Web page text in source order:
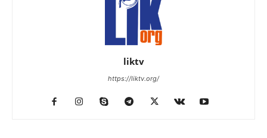
liktv
https://liktv.org/